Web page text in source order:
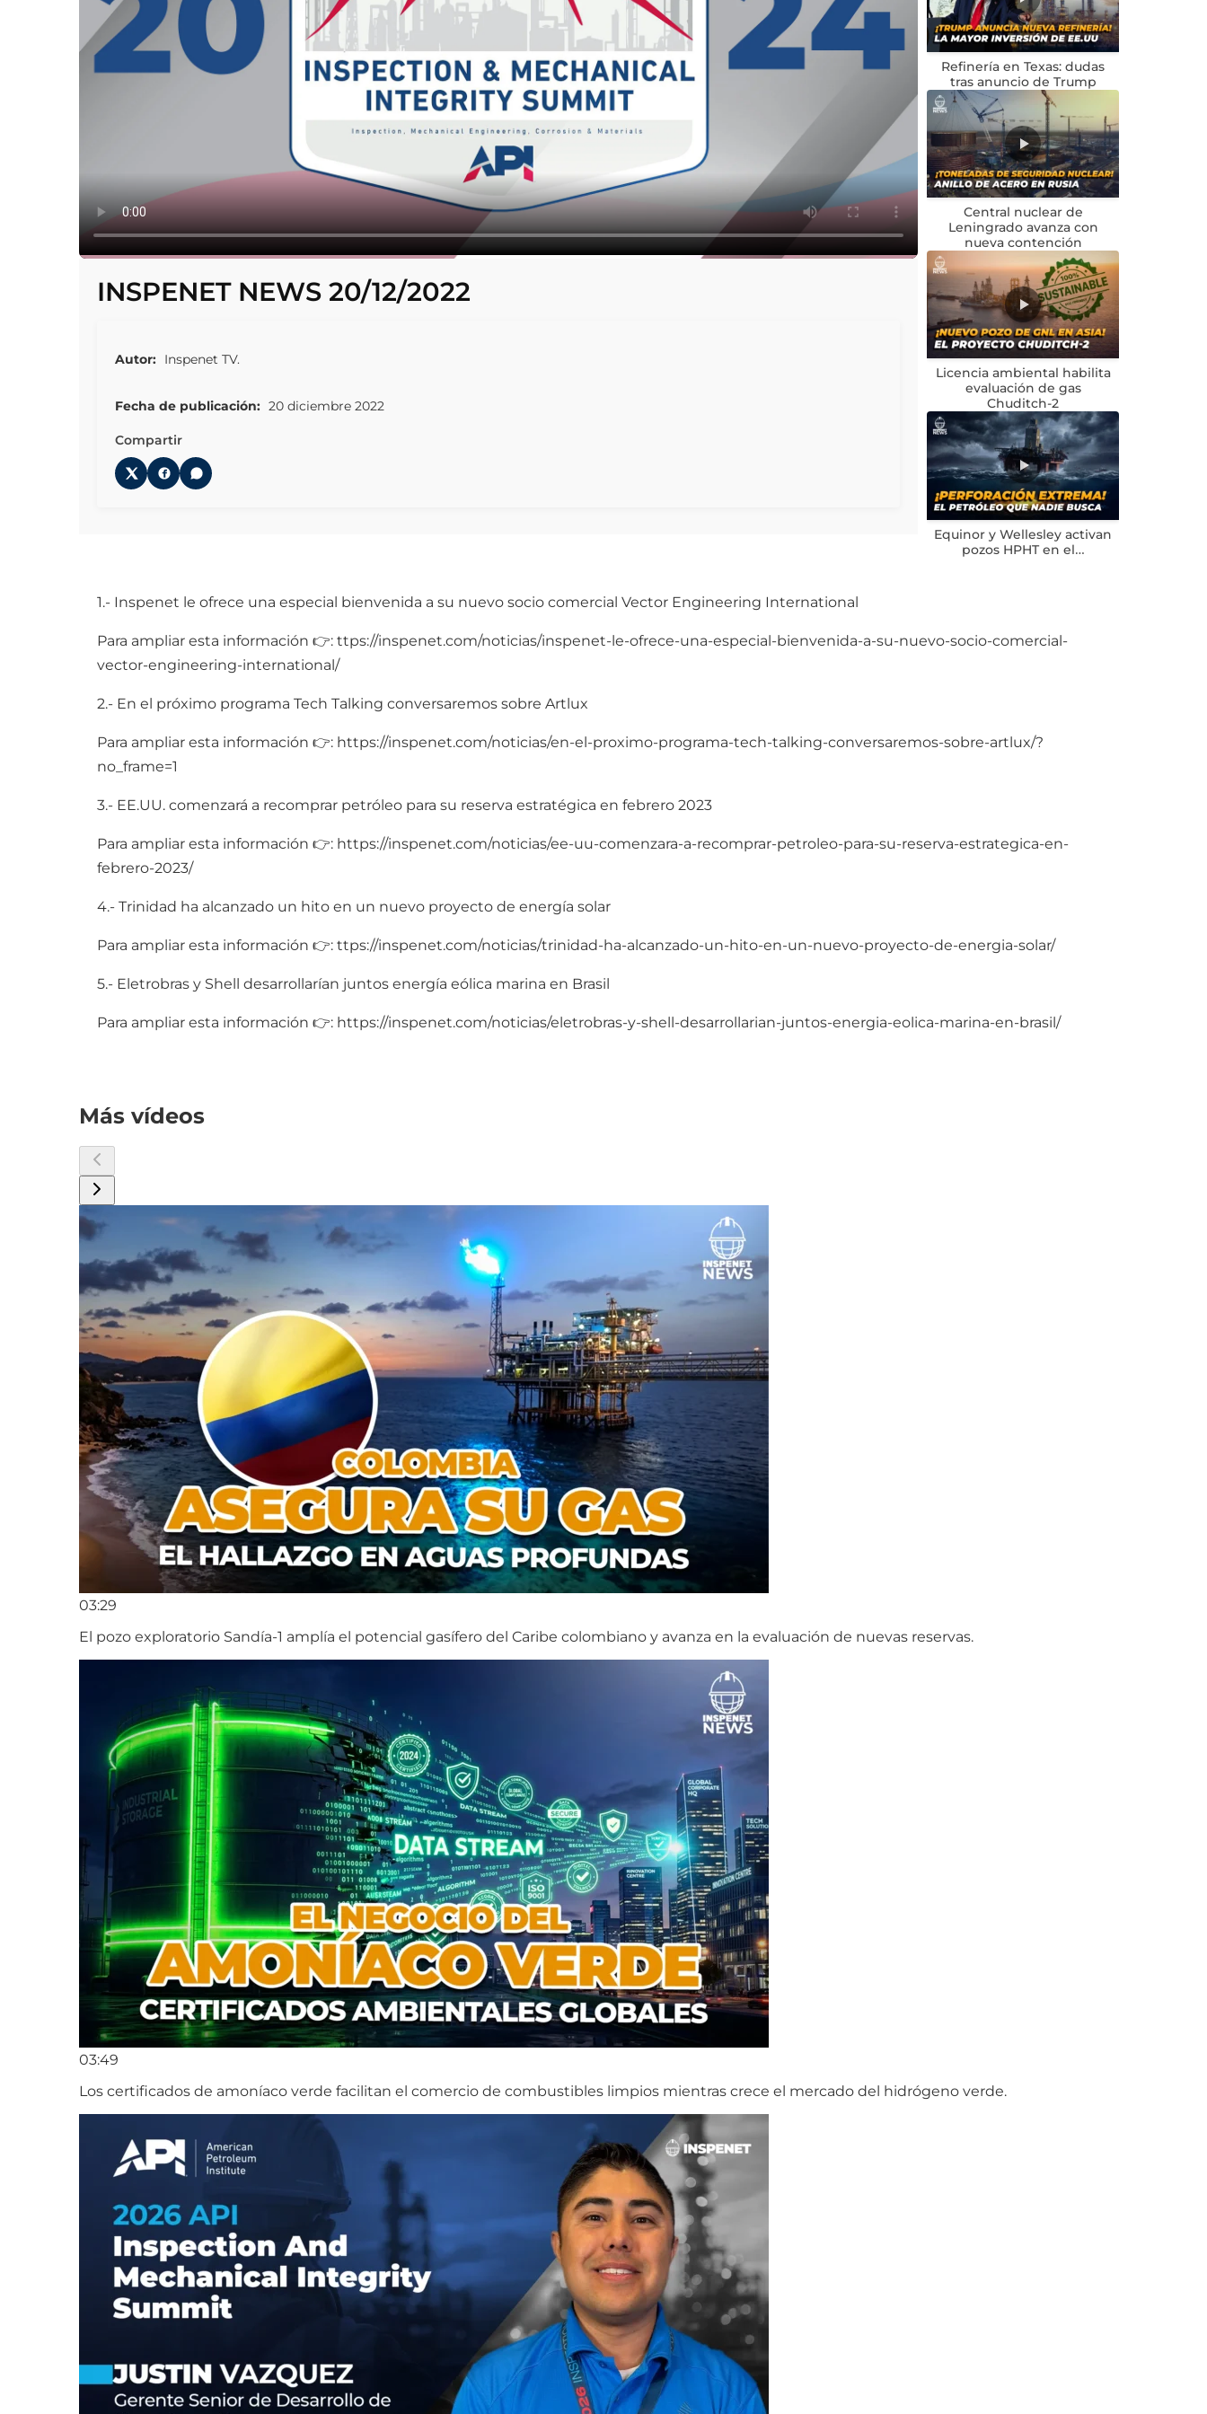
INSPENET NEWS 20/12/2022
Autor: Inspenet TV.
Fecha de publicación: 20 diciembre 2022
Compartir
Refinería en Texas: dudas
tras anuncio de Trump
Central nuclear de
Leningrado avanza con
nueva contención
Licencia ambiental habilita
evaluación de gas
Chuditch-2
Equinor y Wellesley activan
pozos HPHT en el…
1.- Inspenet le ofrece una especial bienvenida a su nuevo socio comercial Vector Engineering International
Para ampliar esta información 👉: ttps://inspenet.com/noticias/inspenet-le-ofrece-una-especial-bienvenida-a-su-nuevo-socio-comercial-
vector-engineering-international/
2.- En el próximo programa Tech Talking conversaremos sobre Artlux
Para ampliar esta información 👉: https://inspenet.com/noticias/en-el-proximo-programa-tech-talking-conversaremos-sobre-artlux/?
no_frame=1
3.- EE.UU. comenzará a recomprar petróleo para su reserva estratégica en febrero 2023
Para ampliar esta información 👉: https://inspenet.com/noticias/ee-uu-comenzara-a-recomprar-petroleo-para-su-reserva-estrategica-en-
febrero-2023/
4.- Trinidad ha alcanzado un hito en un nuevo proyecto de energía solar
Para ampliar esta información 👉: ttps://inspenet.com/noticias/trinidad-ha-alcanzado-un-hito-en-un-nuevo-proyecto-de-energia-solar/
5.- Eletrobras y Shell desarrollarían juntos energía eólica marina en Brasil
Para ampliar esta información 👉: https://inspenet.com/noticias/eletrobras-y-shell-desarrollarian-juntos-energia-eolica-marina-en-brasil/
Más vídeos
03:29
El pozo exploratorio Sandía-1 amplía el potencial gasífero del Caribe colombiano y avanza en la evaluación de nuevas reservas.
03:49
Los certificados de amoníaco verde facilitan el comercio de combustibles limpios mientras crece el mercado del hidrógeno verde.